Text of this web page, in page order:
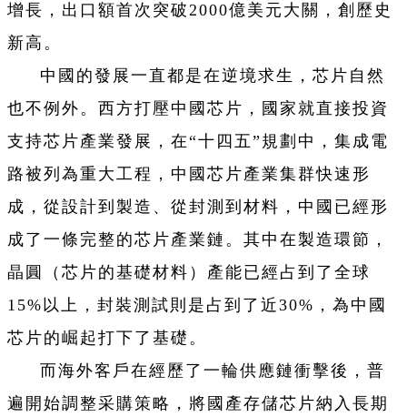
增長，出口額首次突破2000億美元大關，創歷史
新高。
中國的發展一直都是在逆境求生，芯片自然
也不例外。西方打壓中國芯片，國家就直接投資
支持芯片產業發展，在“十四五”規劃中，集成電
路被列為重大工程，中國芯片產業集群快速形
成，從設計到製造、從封測到材料，中國已經形
成了一條完整的芯片產業鏈。其中在製造環節，
晶圓（芯片的基礎材料）產能已經占到了全球
15%以上，封裝測試則是占到了近30%，為中國
芯片的崛起打下了基礎。
而海外客戶在經歷了一輪供應鏈衝擊後，普
遍開始調整采購策略，將國產存儲芯片納入長期